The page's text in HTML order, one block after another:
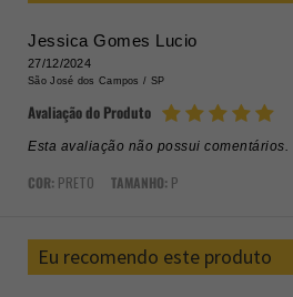
Jessica Gomes Lucio
27/12/2024
São José dos Campos / SP
Avaliação do Produto
Esta avaliação não possui comentários.
COR: PRETO TAMANHO: P
Eu recomendo este produto